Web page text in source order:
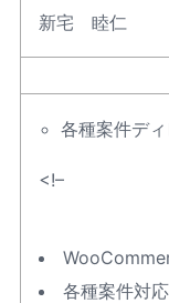
新宅 睦仁
各種案件デ
<!–
各種案件対